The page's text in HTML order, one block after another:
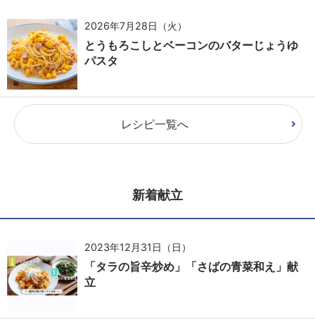
2026年7月28日（火）
とうもろこしとベーコンのバターじょうゆ
パスタ
レシピ一覧へ
新着献立
2023年12月31日（日）
「タラの旨辛炒め」「さばの青菜和え」献
立